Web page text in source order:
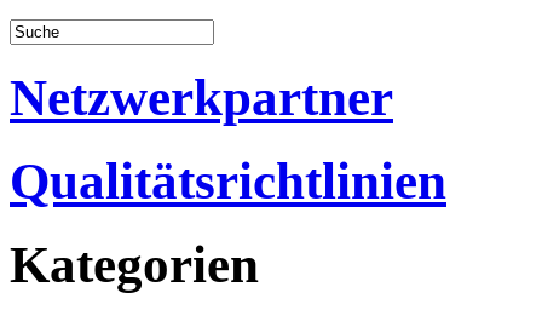
Netzwerkpartner
Qualitätsrichtlinien
Kategorien